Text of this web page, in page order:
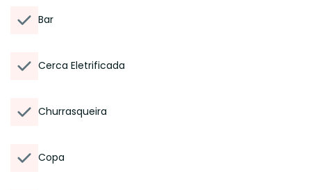
Bar
Cerca Eletrificada
Churrasqueira
Copa